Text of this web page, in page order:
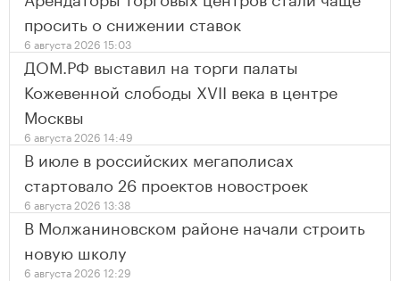
просить о снижении ставок
6 августа 2026 15:03
ДОМ.РФ выставил на торги палаты
Кожевенной слободы XVII века в центре
Москвы
6 августа 2026 14:49
В июле в российских мегаполисах
стартовало 26 проектов новостроек
6 августа 2026 13:38
В Молжаниновском районе начали строить
новую школу
6 августа 2026 12:29